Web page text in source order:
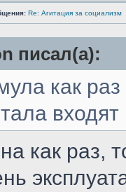
Re: Агитация за социализм
писал(а):
как
как раз,